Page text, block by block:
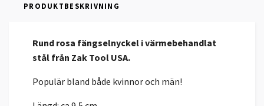
PRODUKTBESKRIVNING
Rund rosa fängselnyckel i värmebehandlat
stål från Zak Tool USA.
Populär bland både kvinnor och män!